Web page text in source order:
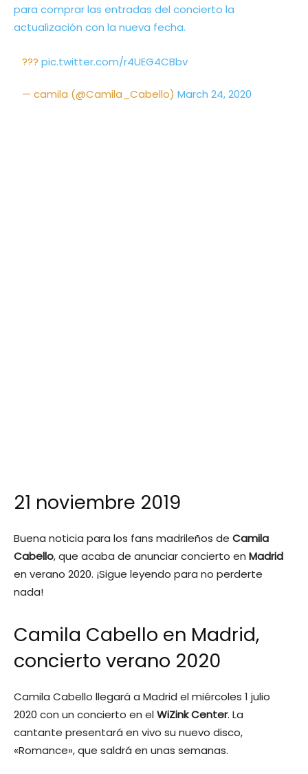
para comprar las entradas del concierto la
actualización con la nueva fecha.
???pic.twitter.com/r4UEG4CBbv
— camila (@Camila_Cabello)March 24, 2020
21 noviembre 2019
Buena noticia para los fans madrileños de Camila
Cabello, que acaba de anunciar concierto en Madrid
en verano 2020. ¡Sigue leyendo para no perderte
nada!
Camila Cabello en Madrid,
concierto verano 2020
Camila Cabello llegará a Madrid el miércoles 1 julio
2020 con un concierto en elWiZink Center. La
cantante presentará en vivo su nuevo disco,
«Romance», que saldrá en unas semanas.